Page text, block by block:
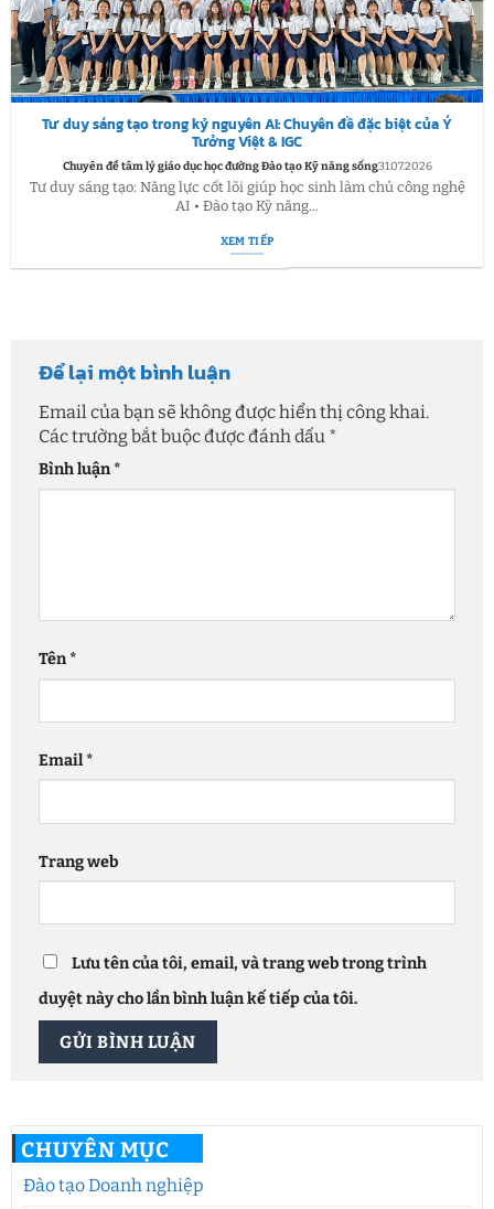
CHUYÊN MỤC
Đào tạo Doanh nghiệp
Tư duy sáng tạo trong kỷ nguyên AI: Chuyên đề đặc biệt của Ý
Tưởng Việt & IGC
Chuyên đề tâm lý giáo dục học đường Đào tạo Kỹ năng sống31.07.2026
Tư duy sáng tạo: Năng lực cốt lõi giúp học sinh làm chủ công nghệ
AI • Đào tạo Kỹ năng...
XEM TIẾP
Để lại một bình luận
Email của bạn sẽ không được hiển thị công khai.
Các trường bắt buộc được đánh dấu *
Bình luận*
Tên*
Email*
Trang web
Lưu tên của tôi, email, và trang web trong trình
duyệt này cho lần bình luận kế tiếp của tôi.